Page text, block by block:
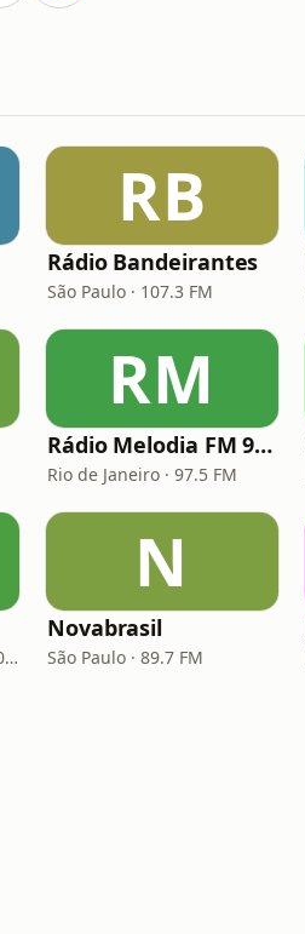
RB
Rádio Bandeirantes
São Paulo · 107.3 FM
RM
Rádio Melodia FM 97,5
Rio de Janeiro · 97.5 FM
Porto Alegre · 93.7 FM, 600 AM
N
Novabrasil
São Paulo · 89.7 FM